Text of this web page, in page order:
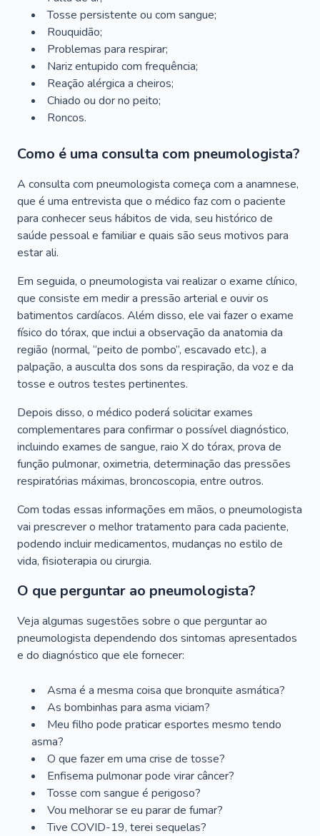
Tosse persistente ou com sangue;
Rouquidão;
Problemas para respirar;
Nariz entupido com frequência;
Reação alérgica a cheiros;
Chiado ou dor no peito;
Roncos.
Como é uma consulta com pneumologista?
A consulta com pneumologista começa com a anamnese,
que é uma entrevista que o médico faz com o paciente
para conhecer seus hábitos de vida, seu histórico de
saúde pessoal e familiar e quais são seus motivos para
estar ali.
Em seguida, o pneumologista vai realizar o exame clínico,
que consiste em medir a pressão arterial e ouvir os
batimentos cardíacos. Além disso, ele vai fazer o exame
físico do tórax, que inclui a observação da anatomia da
região (normal, “peito de pombo”, escavado etc.), a
palpação, a ausculta dos sons da respiração, da voz e da
tosse e outros testes pertinentes.
Depois disso, o médico poderá solicitar exames
complementares para confirmar o possível diagnóstico,
incluindo exames de sangue, raio X do tórax, prova de
função pulmonar, oximetria, determinação das pressões
respiratórias máximas, broncoscopia, entre outros.
Com todas essas informações em mãos, o pneumologista
vai prescrever o melhor tratamento para cada paciente,
podendo incluir medicamentos, mudanças no estilo de
vida, fisioterapia ou cirurgia.
O que perguntar ao pneumologista?
Veja algumas sugestões sobre o que perguntar ao
pneumologista dependendo dos sintomas apresentados
e do diagnóstico que ele fornecer:
Asma é a mesma coisa que bronquite asmática?
As bombinhas para asma viciam?
Meu filho pode praticar esportes mesmo tendo
asma?
O que fazer em uma crise de tosse?
Enfisema pulmonar pode virar câncer?
Tosse com sangue é perigoso?
Vou melhorar se eu parar de fumar?
Tive COVID-19, terei sequelas?